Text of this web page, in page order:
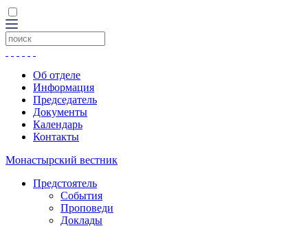
Об отделе
Информация
Председатель
Документы
Календарь
Контакты
Монастырский вестник
Предстоятель
События
Проповеди
Доклады